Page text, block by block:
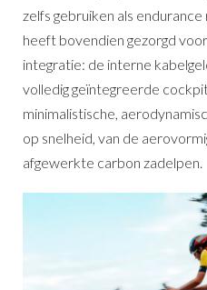
zelfs gebruiken als
heeft bovendien gezorgd
integratie: de interne
volledig geïntegreerde
minimalistische,
op snelheid, van de
afgewerkte carbon zadelpen.